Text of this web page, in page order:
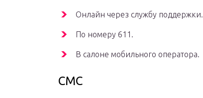
Онлайн через службу поддержки.
По номеру 611.
В салоне мобильного оператора.
СМС